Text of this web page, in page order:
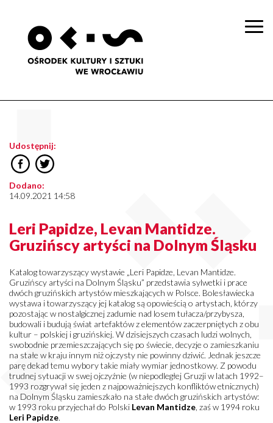
Udostępnij:
Dodano:
14.09.2021 14:58
Leri Papidze, Levan Mantidze.
Gruzińscy artyści na Dolnym Śląsku
Katalog towarzyszący wystawie „Leri Papidze, Levan Mantidze.
Gruzińscy artyści na Dolnym Śląsku” przedstawia sylwetki i prace
dwóch gruzińskich artystów mieszkających w Polsce. Bolesławiecka
wystawa i towarzyszący jej katalog są opowieścią o artystach, którzy
pozostając w nostalgicznej zadumie nad losem tułacza/przybysza,
budowali i budują świat artefaktów z elementów zaczerpniętych z obu
kultur – polskiej i gruzińskiej. W dzisiejszych czasach ludzi wolnych,
swobodnie przemieszczających się po świecie, decyzje o zamieszkaniu
na stałe w kraju innym niż ojczysty nie powinny dziwić. Jednak jeszcze
parę dekad temu wybory takie miały wymiar jednostkowy. Z powodu
trudnej sytuacji w swej ojczyźnie (w niepodległej Gruzji w latach 1992–
1993 rozgrywał się jeden z najpoważniejszych konfliktów etnicznych)
na Dolnym Śląsku zamieszkało na stałe dwóch gruzińskich artystów:
w 1993 roku przyjechał do Polski Levan Mantidze, zaś w 1994 roku
Leri Papidze.